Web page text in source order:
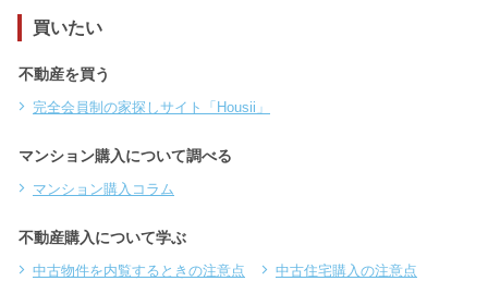
買いたい
不動産を買う
完全会員制の家探しサイト「Housii」
マンション購入について調べる
マンション購入コラム
不動産購入について学ぶ
中古物件を内覧するときの注意点 中古住宅購入の注意点